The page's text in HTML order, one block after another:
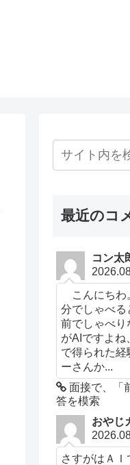
最近のコ
コン太
こんにちわ
分でしゃべ
前でしゃべり
がAIですよ
で得られた
ーさんか...
面接で、「
答を模索
おやじ
さすがはＡ